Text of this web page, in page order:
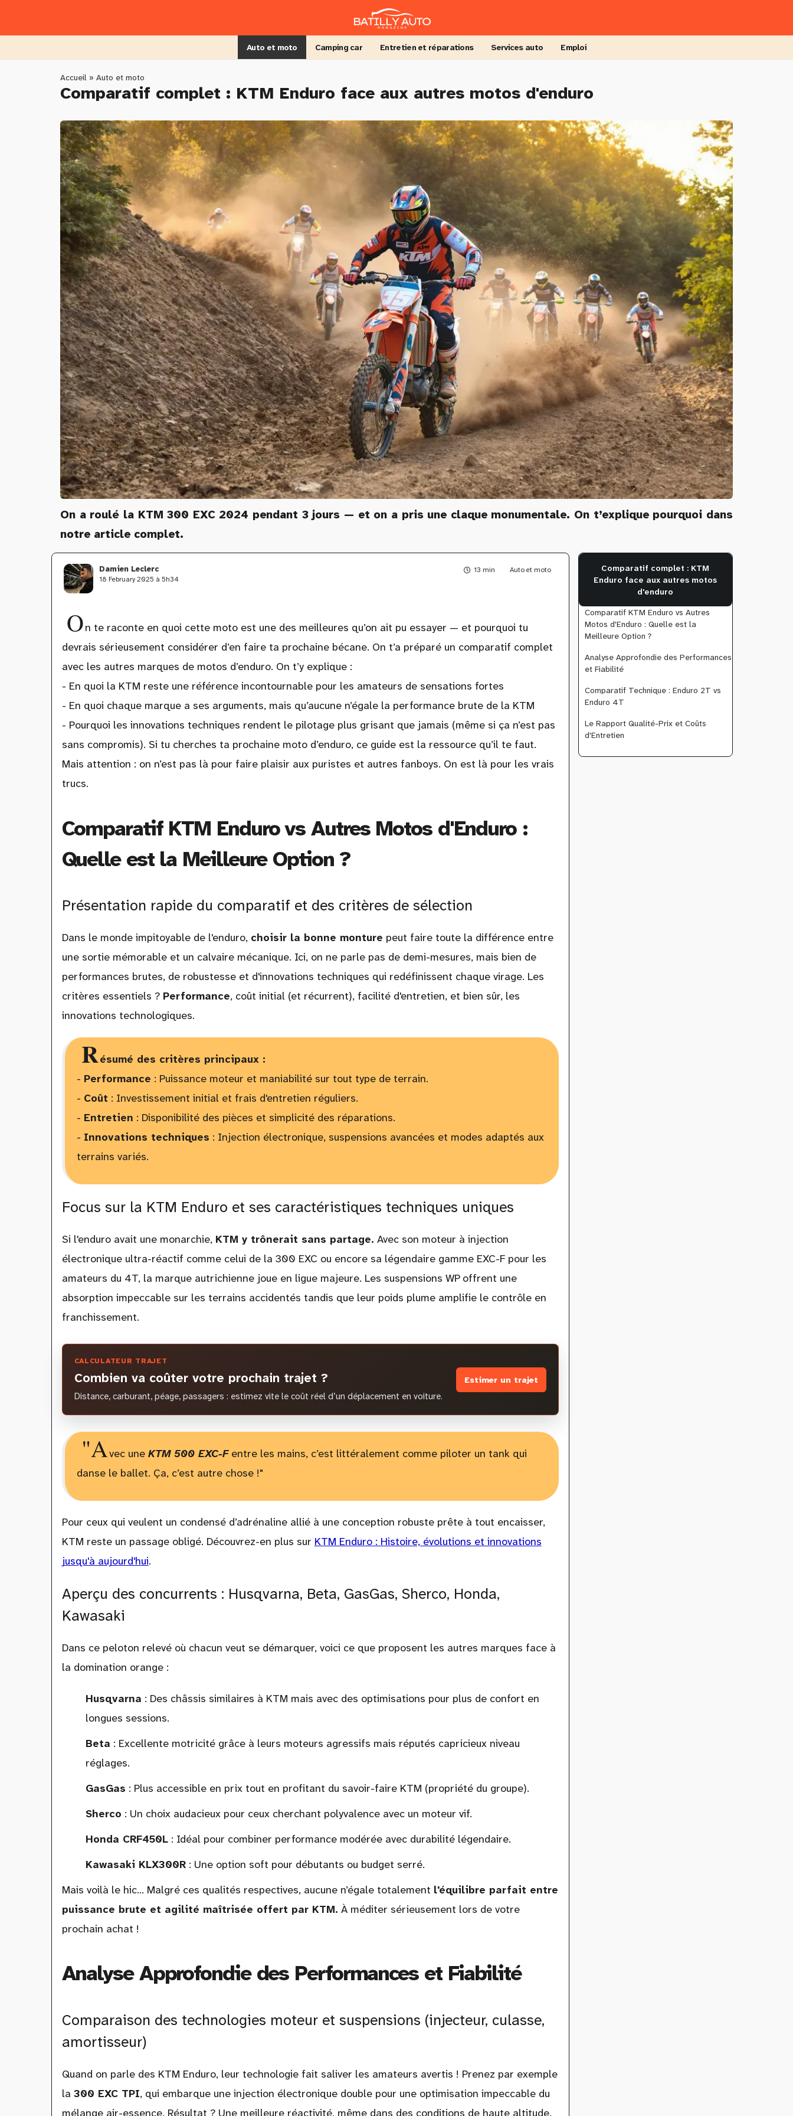
Auto et moto Camping car Entretien et réparations Services auto Emploi
You
are
here
Accueil » Auto et moto
Comparatif complet : KTM Enduro face aux autres motos d'enduro
On a roulé la KTM 300 EXC 2024 pendant 3 jours — et on a pris une claque monumentale. On t’explique pourquoi dans
notre article complet.
13 min Auto et moto
Damien Leclerc
18 February 2025 à 5h34
On te raconte en quoi cette moto est une des meilleures qu’on ait pu essayer — et pourquoi tu
devrais sérieusement considérer d’en faire ta prochaine bécane. On t’a préparé un comparatif complet
avec les autres marques de motos d’enduro. On t’y explique :
- En quoi la KTM reste une référence incontournable pour les amateurs de sensations fortes
- En quoi chaque marque a ses arguments, mais qu’aucune n’égale la performance brute de la KTM
- Pourquoi les innovations techniques rendent le pilotage plus grisant que jamais (même si ça n’est pas
sans compromis). Si tu cherches ta prochaine moto d’enduro, ce guide est la ressource qu’il te faut.
Mais attention : on n’est pas là pour faire plaisir aux puristes et autres fanboys. On est là pour les vrais
trucs.
Comparatif KTM Enduro vs Autres Motos d'Enduro :
Quelle est la Meilleure Option ?
Présentation rapide du comparatif et des critères de sélection
Dans le monde impitoyable de l'enduro, choisir la bonne monture peut faire toute la différence entre
une sortie mémorable et un calvaire mécanique. Ici, on ne parle pas de demi-mesures, mais bien de
performances brutes, de robustesse et d'innovations techniques qui redéfinissent chaque virage. Les
critères essentiels ? Performance, coût initial (et récurrent), facilité d'entretien, et bien sûr, les
innovations technologiques.
Résumé des critères principaux :
- Performance : Puissance moteur et maniabilité sur tout type de terrain.
- Coût : Investissement initial et frais d'entretien réguliers.
- Entretien : Disponibilité des pièces et simplicité des réparations.
- Innovations techniques : Injection électronique, suspensions avancées et modes adaptés aux
terrains variés.
Focus sur la KTM Enduro et ses caractéristiques techniques uniques
Si l'enduro avait une monarchie, KTM y trônerait sans partage. Avec son moteur à injection
électronique ultra-réactif comme celui de la 300 EXC ou encore sa légendaire gamme EXC-F pour les
amateurs du 4T, la marque autrichienne joue en ligue majeure. Les suspensions WP offrent une
absorption impeccable sur les terrains accidentés tandis que leur poids plume amplifie le contrôle en
franchissement.
CALCULATEUR TRAJET
Combien va coûter votre prochain trajet ?
Distance, carburant, péage, passagers : estimez vite le coût réel d’un déplacement en voiture.
Estimer un trajet
"Avec une KTM 500 EXC-Fentre les mains, c’est littéralement comme piloter un tank qui
danse le ballet. Ça, c’est autre chose !"
Pour ceux qui veulent un condensé d’adrénaline allié à une conception robuste prête à tout encaisser,
KTM reste un passage obligé. Découvrez-en plus sur KTM Enduro : Histoire, évolutions et innovations
jusqu'à aujourd'hui.
Aperçu des concurrents : Husqvarna, Beta, GasGas, Sherco, Honda,
Kawasaki
Dans ce peloton relevé où chacun veut se démarquer, voici ce que proposent les autres marques face à
la domination orange :
Husqvarna : Des châssis similaires à KTM mais avec des optimisations pour plus de confort en
longues sessions.
Beta : Excellente motricité grâce à leurs moteurs agressifs mais réputés capricieux niveau
réglages.
GasGas : Plus accessible en prix tout en profitant du savoir-faire KTM (propriété du groupe).
Sherco : Un choix audacieux pour ceux cherchant polyvalence avec un moteur vif.
Honda CRF450L: Idéal pour combiner performance modérée avec durabilité légendaire.
Kawasaki KLX300R: Une option soft pour débutants ou budget serré.
Mais voilà le hic... Malgré ces qualités respectives, aucune n’égale totalement l'équilibre parfait entre
puissance brute et agilité maîtrisée offert par KTM. À méditer sérieusement lors de votre
prochain achat !
Analyse Approfondie des Performances et Fiabilité
Comparaison des technologies moteur et suspensions (injecteur, culasse,
amortisseur)
Quand on parle des KTM Enduro, leur technologie fait saliver les amateurs avertis ! Prenez par exemple
la 300 EXC TPI, qui embarque une injection électronique double pour une optimisation impeccable du
mélange air-essence. Résultat ? Une meilleure réactivité, même dans des conditions de haute altitude.
Comparatif complet : KTM
Enduro face aux autres motos
d'enduro
Comparatif KTM Enduro vs Autres
Motos d'Enduro : Quelle est la
Meilleure Option ?
Analyse Approfondie des Performances
et Fiabilité
Comparatif Technique : Enduro 2T vs
Enduro 4T
Le Rapport Qualité-Prix et Coûts
d'Entretien